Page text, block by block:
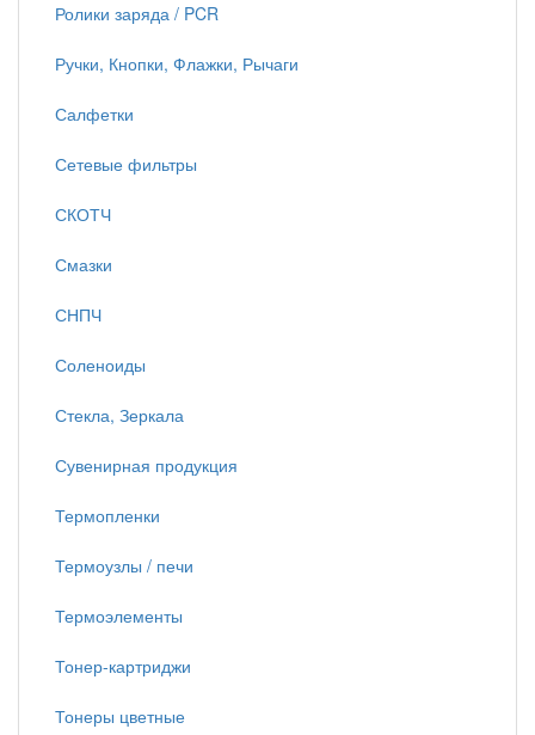
Ролики заряда / PCR
Ручки, Кнопки, Флажки, Рычаги
Салфетки
Сетевые фильтры
СКОТЧ
Смазки
СНПЧ
Соленоиды
Стекла, Зеркала
Сувенирная продукция
Термопленки
Термоузлы / печи
Термоэлементы
Тонер-картриджи
Тонеры цветные